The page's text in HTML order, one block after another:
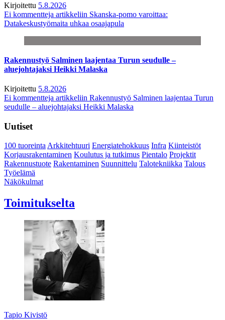
Kirjoitettu 5.8.2026
Ei kommentteja artikkeliin Skanska-pomo varoittaa:
Datakeskustyömaita uhkaa osaajapula
Rakennustyö Salminen laajentaa Turun seudulle –
aluejohtajaksi Heikki Malaska
Kirjoitettu 5.8.2026
Ei kommentteja artikkeliin Rakennustyö Salminen laajentaa Turun
seudulle – aluejohtajaksi Heikki Malaska
Uutiset
100 tuoreintaArkkitehtuuri Energiatehokkuus Infra Kiinteistöt
Korjausrakentaminen Koulutus ja tutkimus Pientalo Projektit
Rakennustuote Rakentaminen Suunnittelu Talotekniikka Talous
Työelämä
Näkökulmat
Toimitukselta
Tapio Kivistö